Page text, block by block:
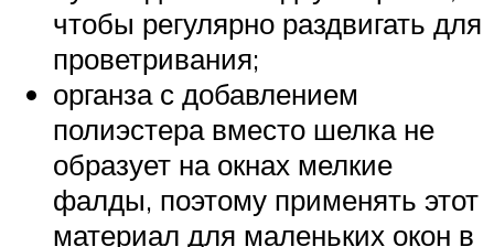
чтобы регулярно раздвигать для
проветривания;
органза с добавлением
полиэстера вместо шелка не
образует на окнах мелкие
фалды, поэтому применять этот
материал для маленьких окон в